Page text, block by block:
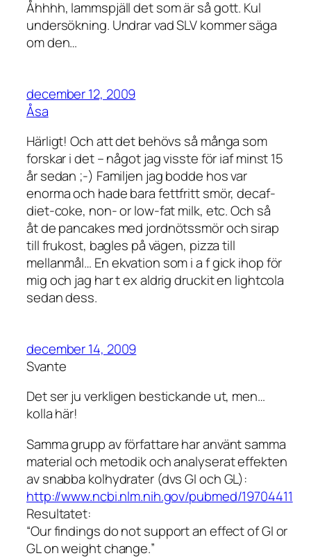
Åhhhh, lammspjäll det som är så gott. Kul
undersökning. Undrar vad SLV kommer säga
om den…
december 12, 2009
Åsa
Härligt! Och att det behövs så många som
forskar i det – något jag visste för iaf minst 15
år sedan ;-) Familjen jag bodde hos var
enorma och hade bara fettfritt smör, decaf-
diet-coke, non- or low-fat milk, etc. Och så
åt de pancakes med jordnötssmör och sirap
till frukost, bagles på vägen, pizza till
mellanmål… En ekvation som i a f gick ihop för
mig och jag har t ex aldrig druckit en lightcola
sedan dess.
december 14, 2009
Svante
Det ser ju verkligen bestickande ut, men…
kolla här!
Samma grupp av författare har använt samma
material och metodik och analyserat effekten
av snabba kolhydrater (dvs GI och GL):
http://www.ncbi.nlm.nih.gov/pubmed/19704411
Resultatet:
“Our findings do not support an effect of GI or
GL on weight change.”